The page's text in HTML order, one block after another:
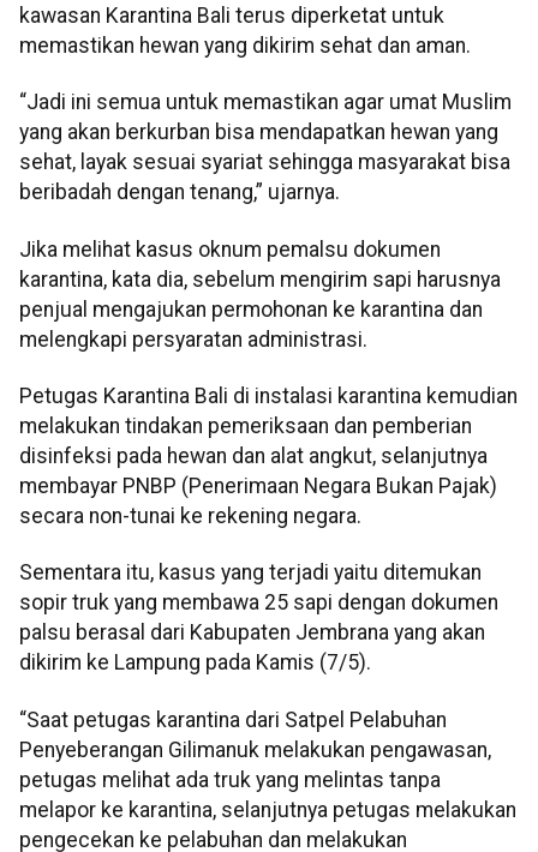
kawasan Karantina Bali terus diperketat untuk
memastikan hewan yang dikirim sehat dan aman.
“Jadi ini semua untuk memastikan agar umat Muslim
yang akan berkurban bisa mendapatkan hewan yang
sehat, layak sesuai syariat sehingga masyarakat bisa
beribadah dengan tenang,” ujarnya.
Jika melihat kasus oknum pemalsu dokumen
karantina, kata dia, sebelum mengirim sapi harusnya
penjual mengajukan permohonan ke karantina dan
melengkapi persyaratan administrasi.
Petugas Karantina Bali di instalasi karantina kemudian
melakukan tindakan pemeriksaan dan pemberian
disinfeksi pada hewan dan alat angkut, selanjutnya
membayar PNBP (Penerimaan Negara Bukan Pajak)
secara non-tunai ke rekening negara.
Sementara itu, kasus yang terjadi yaitu ditemukan
sopir truk yang membawa 25 sapi dengan dokumen
palsu berasal dari Kabupaten Jembrana yang akan
dikirim ke Lampung pada Kamis (7/5).
“Saat petugas karantina dari Satpel Pelabuhan
Penyeberangan Gilimanuk melakukan pengawasan,
petugas melihat ada truk yang melintas tanpa
melapor ke karantina, selanjutnya petugas melakukan
pengecekan ke pelabuhan dan melakukan